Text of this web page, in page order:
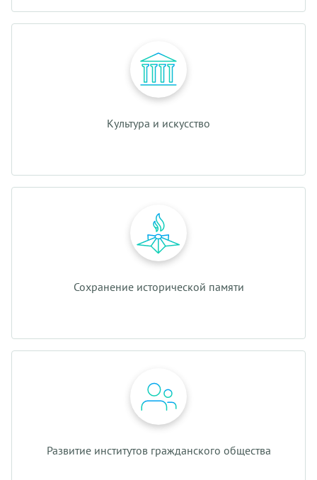
Культура и искусство
Сохранение исторической памяти
Развитие институтов гражданского общества